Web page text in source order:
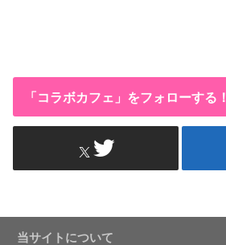
「コラボカフェ」をフォローする！
当サイトについて